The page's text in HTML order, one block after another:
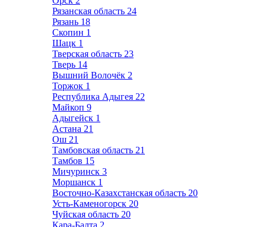
Рязанская область 24
Рязань 18
Скопин 1
Шацк 1
Тверская область 23
Тверь 14
Вышний Волочёк 2
Торжок 1
Республика Адыгея 22
Майкоп 9
Адыгейск 1
Астана 21
Ош 21
Тамбовская область 21
Тамбов 15
Мичуринск 3
Моршанск 1
Восточно-Казахстанская область 20
Усть-Каменогорск 20
Чуйская область 20
Кара-Балта 2